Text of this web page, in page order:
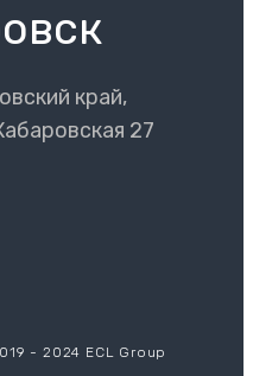
край,
27
- 2024 ECL Group